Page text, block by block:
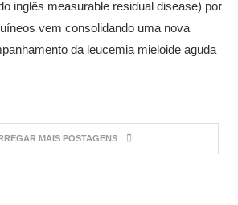
inglês measurable residual disease) por
vem consolidando uma nova
da leucemia mieloide aguda
MAIS POSTAGENS